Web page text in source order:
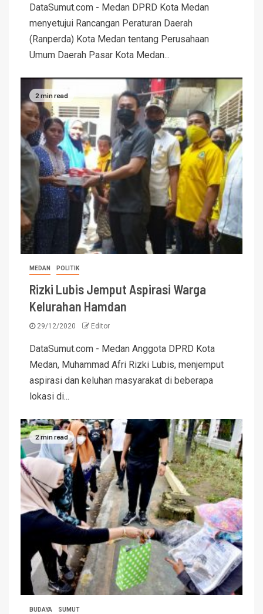
DataSumut.com - Medan DPRD Kota Medan
menyetujui Rancangan Peraturan Daerah
(Ranperda) Kota Medan tentang Perusahaan
Umum Daerah Pasar Kota Medan...
2 min read
MEDAN POLITIK
Rizki Lubis Jemput Aspirasi Warga
Kelurahan Hamdan
29/12/2020 Editor
DataSumut.com - Medan Anggota DPRD Kota
Medan, Muhammad Afri Rizki Lubis, menjemput
aspirasi dan keluhan masyarakat di beberapa
lokasi di...
2 min read
BUDAYA SUMUT